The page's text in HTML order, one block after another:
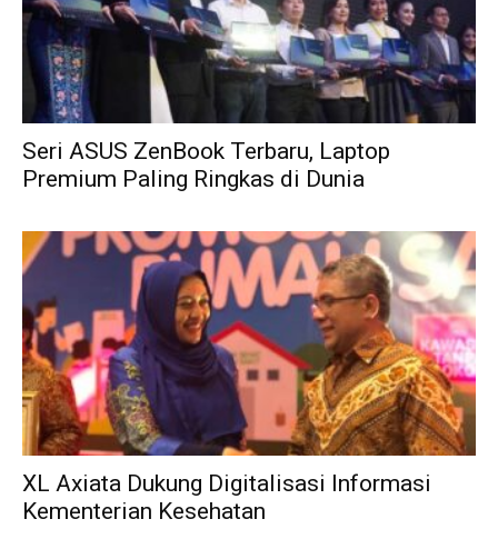
Seri ASUS ZenBook Terbaru, Laptop
Premium Paling Ringkas di Dunia
XL Axiata Dukung Digitalisasi Informasi
Kementerian Kesehatan